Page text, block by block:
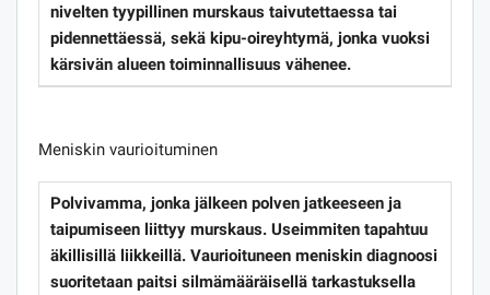
nivelten tyypillinen murskaus taivutettaessa tai
pidennettäessä, sekä kipu-oireyhtymä, jonka vuoksi
kärsivän alueen toiminnallisuus vähenee.
Meniskin vaurioituminen
Polvivamma, jonka jälkeen polven jatkeeseen ja
taipumiseen liittyy murskaus. Useimmiten tapahtuu
äkillisillä liikkeillä. Vaurioituneen meniskin diagnoosi
suoritetaan paitsi silmämääräisellä tarkastuksella